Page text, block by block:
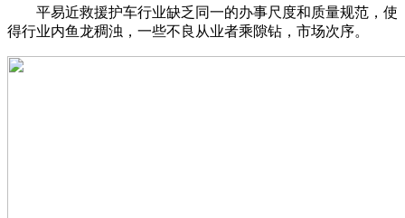
平易近救援护车行业缺乏同一的办事尺度和质量规范，使
得行业内鱼龙稠浊，一些不良从业者乘隙钻，市场次序。